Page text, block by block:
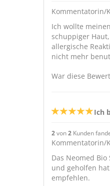
Kommentatorin/
Ich wollte
schuppiger
allergische
nicht mehr
War diese
Ich
2von2 Kunden
Kommentatorin/
Das Neomed
und geholfen
empfehlen.